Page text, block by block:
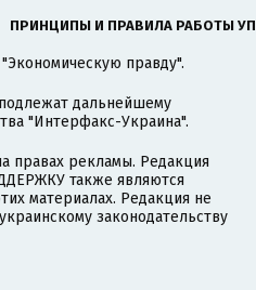
ПРИНЦИПЫ И ПРАВИЛА РАБОТЫ УП
правду".
дальнейшему
"Интерфакс-Украина".
правах рекламы. Редакция
также являются
материалах. Редакция не
законодательству